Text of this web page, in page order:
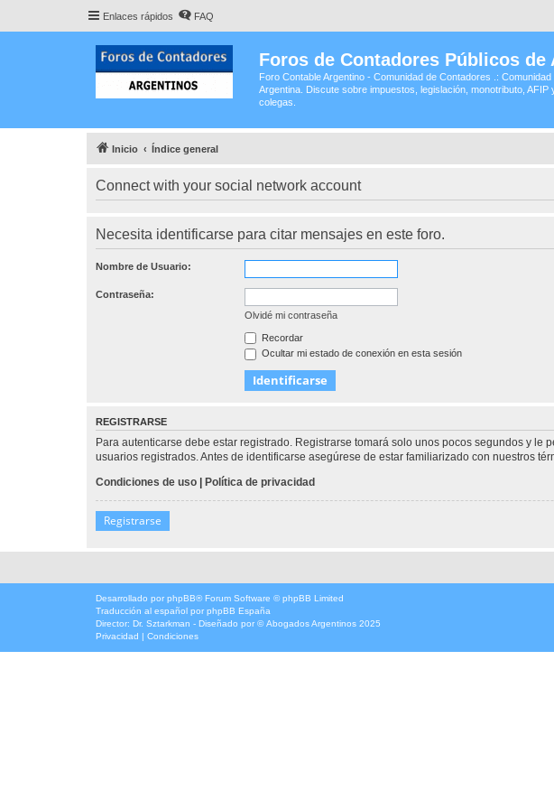
Enlaces rápidos FAQ
Foros de Contadores Públicos de
Foro Contable Argentino - Comunidad de Contadores .:
Argentina. Discute sobre impuestos, legislación, monotributo,
colegas.
Inicio Índice general
Connect with your social network account
Necesita identificarse para citar mensajes en este foro.
Nombre de Usuario:
Contraseña:
Olvidé mi contraseña
Recordar
Ocultar mi estado de conexión en esta sesión
REGISTRARSE
Para autenticarse debe estar registrado. Registrarse tomará solo unos pocos segundos y
usuarios registrados. Antes de identificarse asegúrese de estar familiarizado con nuestros
Condiciones de uso
Política de privacidad
Registrarse
Desarrollado por phpBB® Forum Software © phpBB Limited
Traducción al español por phpBB España
Director: Dr. Sztarkman - Diseñado por ©Abogados Argentinos 2025
Privacidad | Condiciones